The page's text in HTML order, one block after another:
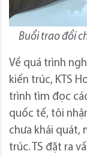
Buổi trao đổi
Về quá trình
kiến trúc, KTS
trình tìm đọc
quốc tế, tôi
chưa khái quát,
trúc. TS đặt ra